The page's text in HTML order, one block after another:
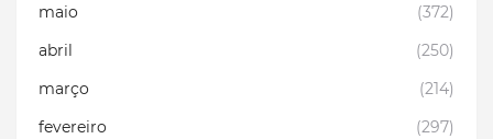
maio
(372)
abril
(250)
março
(214)
fevereiro
(297)